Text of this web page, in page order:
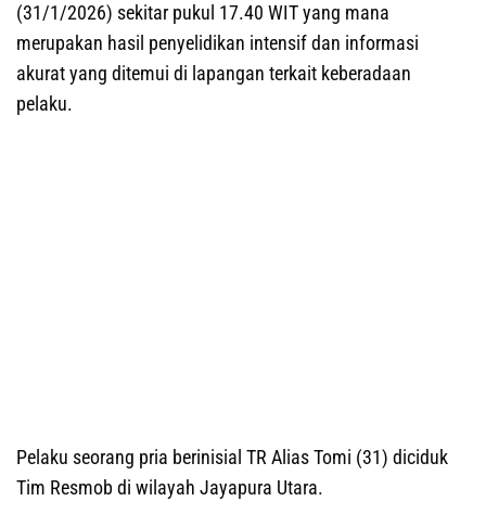
(31/1/2026) sekitar pukul 17.40 WIT yang mana
merupakan hasil penyelidikan intensif dan informasi
akurat yang ditemui di lapangan terkait keberadaan
pelaku.
‎‎Pelaku seorang pria berinisial TR Alias Tomi (31) diciduk
Tim Resmob di wilayah Jayapura Utara.